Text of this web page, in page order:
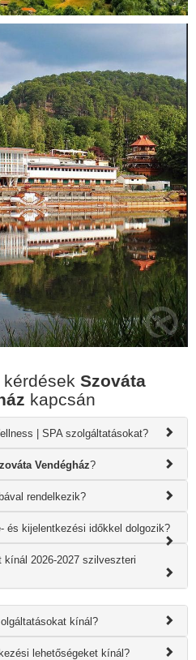
Szováta
kapcsán
| SPA szolgáltatásokat?
Vendégház?
rendelkezik?
és kijelentkezési időkkel dolgozik?
kínál 2026-2027 szilveszteri
kínál?
lehetőségeket kínál?